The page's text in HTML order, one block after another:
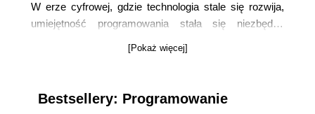
W erze cyfrowej, gdzie technologia stale się rozwija,
umiejętność programowania stała się niezbędna
technologii. Helion, będąc liderem na rynku literatury
programowania
, które są kluczowe dla każdego, kto
chce zgłębiać tajniki kodowania
[Pokaż więcej]
Bestsellery: Programowanie